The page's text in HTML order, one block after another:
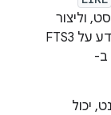
וליצור
תוצאות מהר יותר באופן משמעותי. מידע על FTS3
ב-
יכול